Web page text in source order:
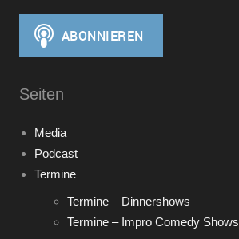
Seiten
Media
Podcast
Termine
Termine – Dinnershows
Termine – Impro Comedy Shows